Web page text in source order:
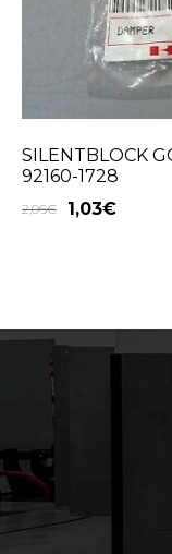
SILENTBLOCK
92160-1728
2,06€ 1,03€